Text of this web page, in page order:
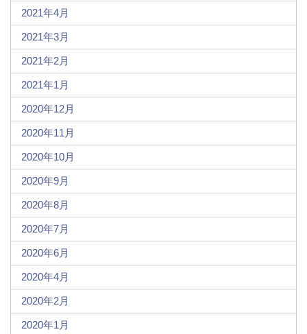
2021年4月
2021年3月
2021年2月
2021年1月
2020年12月
2020年11月
2020年10月
2020年9月
2020年8月
2020年7月
2020年6月
2020年4月
2020年2月
2020年1月